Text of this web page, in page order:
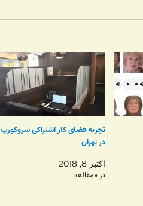
تجربه فضای کار اشتراکی سروکورپ
در تهران
اکتبر 8, 2018
در «مقاله»